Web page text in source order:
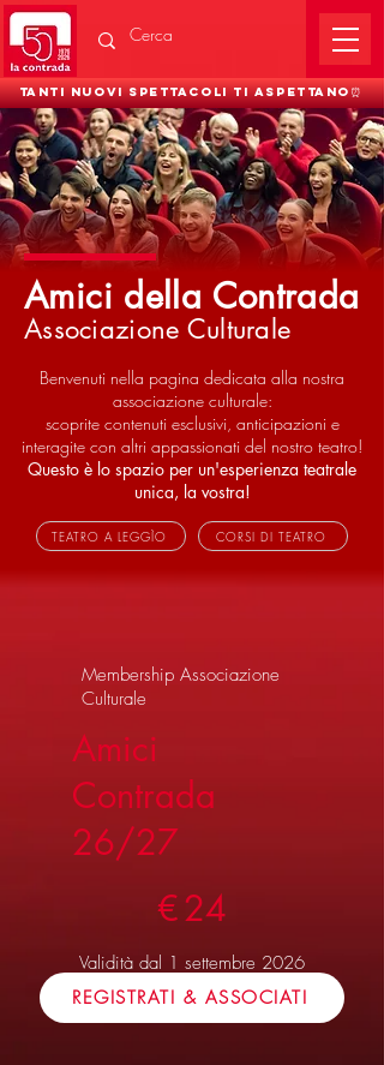
Tanti nuovi spettacoli ti aspettano⏰
Amici della Contrada
Associazione Culturale
Benvenuti nella pagina dedicata alla nostra
associazione culturale:
scoprite contenuti esclusivi, anticipazioni e
interagite con altri appassionati del nostro teatro!
Questo è lo spazio per un'esperienza teatrale
unica, la vostra!
TEATRO A LEGGÌO CORSI DI TEATRO
Membership Associazione
Culturale
Amici
Contrada
26/27
€24
Validità dal 1 settembre 2026
fino al 31 agosto 2027
REGISTRATI & ASSOCIATI